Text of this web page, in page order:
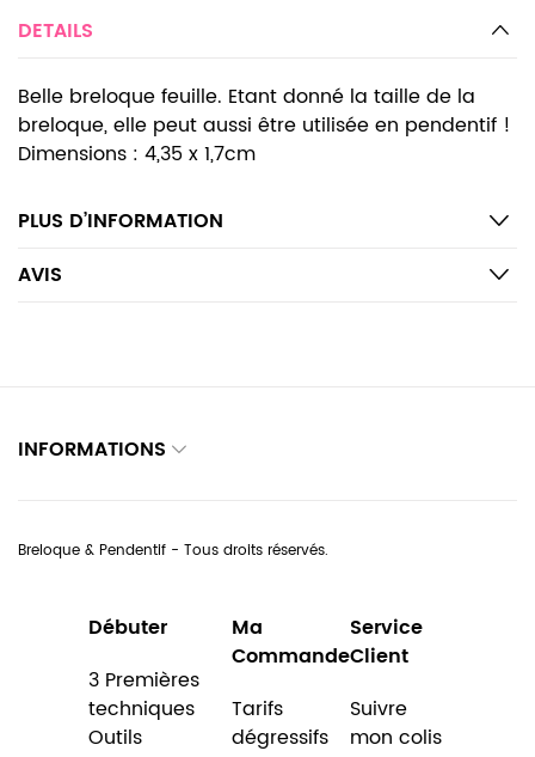
DETAILS
Belle breloque feuille. Etant donné la taille de la
breloque, elle peut aussi être utilisée en pendentif !
Dimensions : 4,35 x 1,7cm
PLUS D’INFORMATION
AVIS
INFORMATIONS
Breloque & Pendentif - Tous droits réservés.
Débuter
3 Premières
techniques
Outils
Ma
Commande
Tarifs
dégressifs
Service
Client
Suivre
mon colis